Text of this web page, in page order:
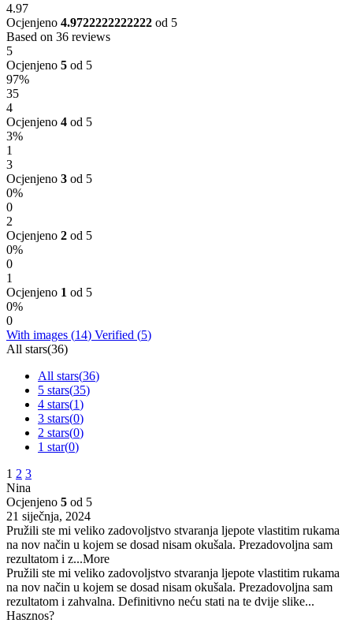
4.97
Ocjenjeno 4.9722222222222 od 5
Based on 36 reviews
5
Ocjenjeno 5 od 5
97%
35
4
Ocjenjeno 4 od 5
3%
1
3
Ocjenjeno 3 od 5
0%
0
2
Ocjenjeno 2 od 5
0%
0
1
Ocjenjeno 1 od 5
0%
0
With images (14) Verified (5)
All stars(36)
All stars(36)
5 stars(35)
4 stars(1)
3 stars(0)
2 stars(0)
1 star(0)
1 2 3
Nina
Ocjenjeno 5 od 5
21 siječnja, 2024
Pružili ste mi veliko zadovoljstvo stvaranja ljepote vlastitim rukama
na nov način u kojem se dosad nisam okušala. Prezadovoljna sam
rezultatom i z...More
Pružili ste mi veliko zadovoljstvo stvaranja ljepote vlastitim rukama
na nov način u kojem se dosad nisam okušala. Prezadovoljna sam
rezultatom i zahvalna. Definitivno neću stati na te dvije slike...
Hasznos?